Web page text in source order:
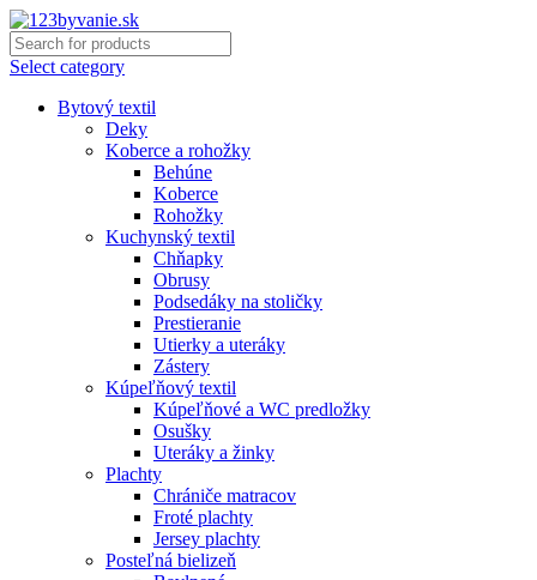
Select category
Bytový textil
Deky
Koberce a rohožky
Behúne
Koberce
Rohožky
Kuchynský textil
Chňapky
Obrusy
Podsedáky na stoličky
Prestieranie
Utierky a uteráky
Zástery
Kúpeľňový textil
Kúpeľňové a WC predložky
Osušky
Uteráky a žinky
Plachty
Chrániče matracov
Froté plachty
Jersey plachty
Posteľná bielizeň